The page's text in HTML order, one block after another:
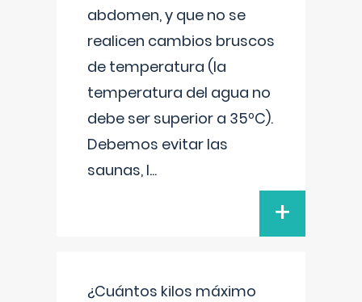
abdomen, y que no se
realicen cambios bruscos
de temperatura (la
temperatura del agua no
debe ser superior a 35ºC).
Debemos evitar las
saunas, l...
+
¿Cuántos kilos máximo